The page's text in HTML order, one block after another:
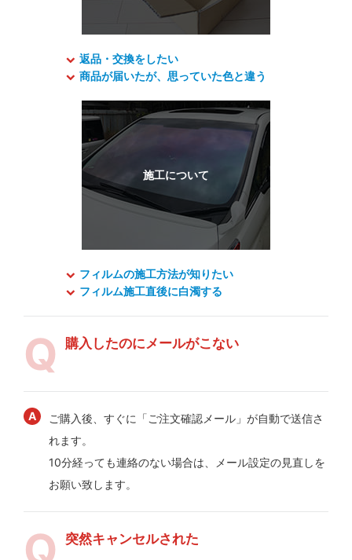
返品・交換をしたい
商品が届いたが、思っていた色と違う
フィルムの施工方法が知りたい
フィルム施工直後に白濁する
購入したのにメールがこない
ご購入後、すぐに「ご注文確認メール」が自動で送信さ
れます。
10分経っても連絡のない場合は、メール設定の見直しを
お願い致します。
突然キャンセルされた